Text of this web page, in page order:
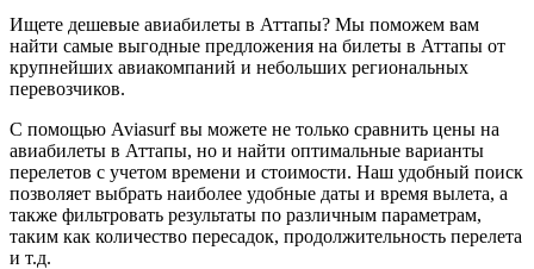
Ищете дешевые авиабилеты в Аттапы? Мы поможем вам
найти самые выгодные предложения на билеты в Аттапы от
крупнейших авиакомпаний и небольших региональных
перевозчиков.
С помощью Aviasurf вы можете не только сравнить цены на
авиабилеты в Аттапы, но и найти оптимальные варианты
перелетов с учетом времени и стоимости. Наш удобный поиск
позволяет выбрать наиболее удобные даты и время вылета, а
также фильтровать результаты по различным параметрам,
таким как количество пересадок, продолжительность перелета
и т.д.